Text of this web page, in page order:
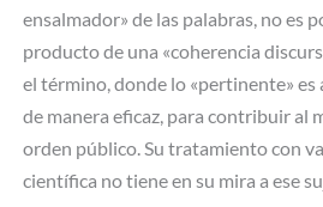
ensalmador» de las palabras, no es
producto de una «coherencia
el término, donde lo «pertinente» es
de manera eficaz, para contribuir al
orden público. Su tratamiento con
científica no tiene en su mira a ese